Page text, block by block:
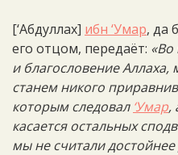
[‘Абдуллах] ибн ‘Умар, да
его отцом, передаёт: «Во
и благословение
станем никого
которым следовал ‘Умар,
касается остальных
мы не считали достойнее